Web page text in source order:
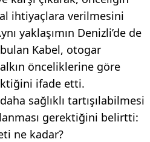
ihtiyaçlara verilmesini
yaklaşımın Denizli’de de
Kabel, otogar
önceliklerine göre
ifade etti.
sağlıklı tartışılabilmesi
gerektiğini belirtti:
ne kadar?